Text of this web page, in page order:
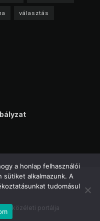
választás
közéleti portálja
a honlap felhasználói
sütiket alkalmazunk. A
tudomásul